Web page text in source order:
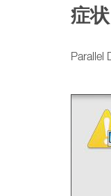
症状
Parallel